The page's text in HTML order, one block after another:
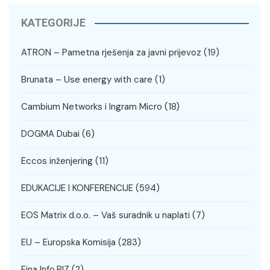
KATEGORIJE
ATRON – Pametna rješenja za javni prijevoz (19)
Brunata – Use energy with care (1)
Cambium Networks i Ingram Micro (18)
DOGMA Dubai (6)
Eccos inženjering (11)
EDUKACIJE I KONFERENCIJE (594)
EOS Matrix d.o.o. – Vaš suradnik u naplati (7)
EU – Europska Komisija (283)